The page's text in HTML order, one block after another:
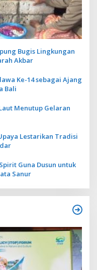
Bugis Lingkungan
Akbar
Ke-14 sebagai Ajang
Bali
Menutup Gelaran
Lestarikan Tradisi
Guna Dusun untuk
Sanur